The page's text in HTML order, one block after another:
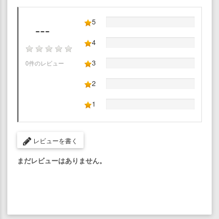
---
0件のレビュー
5
4
3
2
1
レビューを書く
まだレビューはありません。